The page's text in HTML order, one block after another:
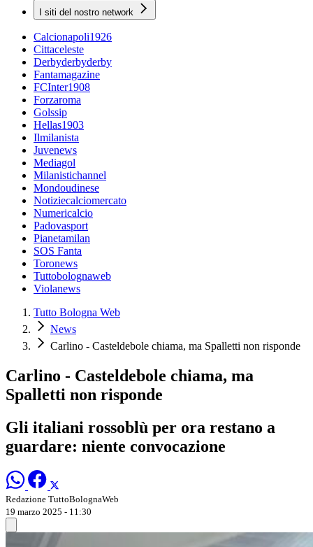
I siti del nostro network
Calcionapoli1926
Cittaceleste
Derbyderbyderby
Fantamagazine
FCInter1908
Forzaroma
Golssip
Hellas1903
Ilmilanista
Juvenews
Mediagol
Milanistichannel
Mondoudinese
Notiziecalciomercato
Numericalcio
Padovasport
Pianetamilan
SOS Fanta
Toronews
Tuttobolognaweb
Violanews
Tutto Bologna Web
News
Carlino - Casteldebole chiama, ma Spalletti non risponde
Carlino - Casteldebole chiama, ma
Spalletti non risponde
Gli italiani rossoblù per ora restano a
guardare: niente convocazione
Redazione TuttoBolognaWeb
19 marzo 2025 - 11:30